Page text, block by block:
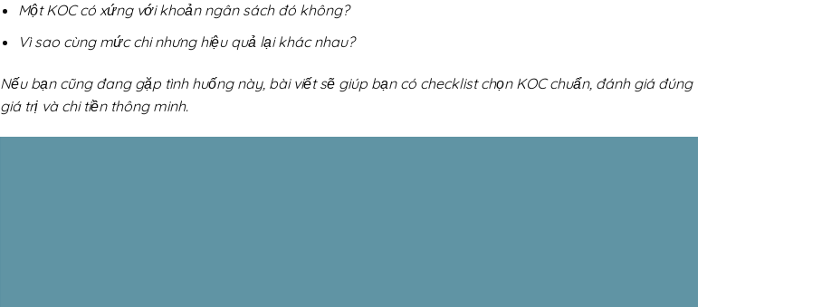
Một KOC có xứng với khoản ngân sách đó không?
Vì sao cùng mức chi nhưng hiệu quả lại khác nhau?
Nếu bạn cũng đang gặp tình huống này, bài viết sẽ giúp bạn có checklist chọn KOC chuẩn, đánh giá đúng
giá trị và chi tiền thông minh.